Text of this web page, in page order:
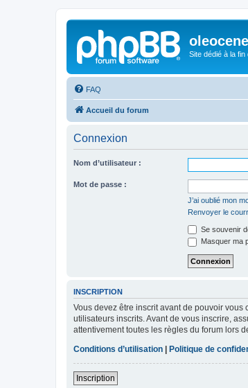
Site dédié à la
FAQ
Accueil du forum
Connexion
Nom d’utilisateur :
Mot de passe :
J’ai oublié mon
Renvoyer le
Se souvenir
Masquer ma
INSCRIPTION
Vous devez être inscrit avant de pouvoir
utilisateurs inscrits. Avant de vous inscrire,
attentivement toutes les règles du forum lors
Conditions d’utilisation
Politique de
Inscription